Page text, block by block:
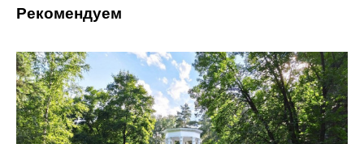
Рекомендуем